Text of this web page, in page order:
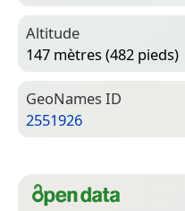
Altitude
147 mètres (482 pieds)
Geo­Names ID
2551926